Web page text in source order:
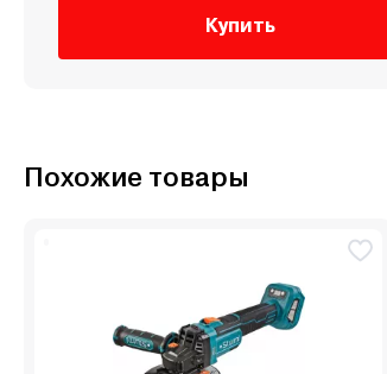
Купить
Похожие товары